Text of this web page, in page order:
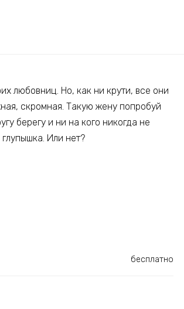
любовниц. Но, как ни крути, все они
скромная. Такую жену попробуй
берегу и ни на кого никогда не
Или нет?
бесплатно